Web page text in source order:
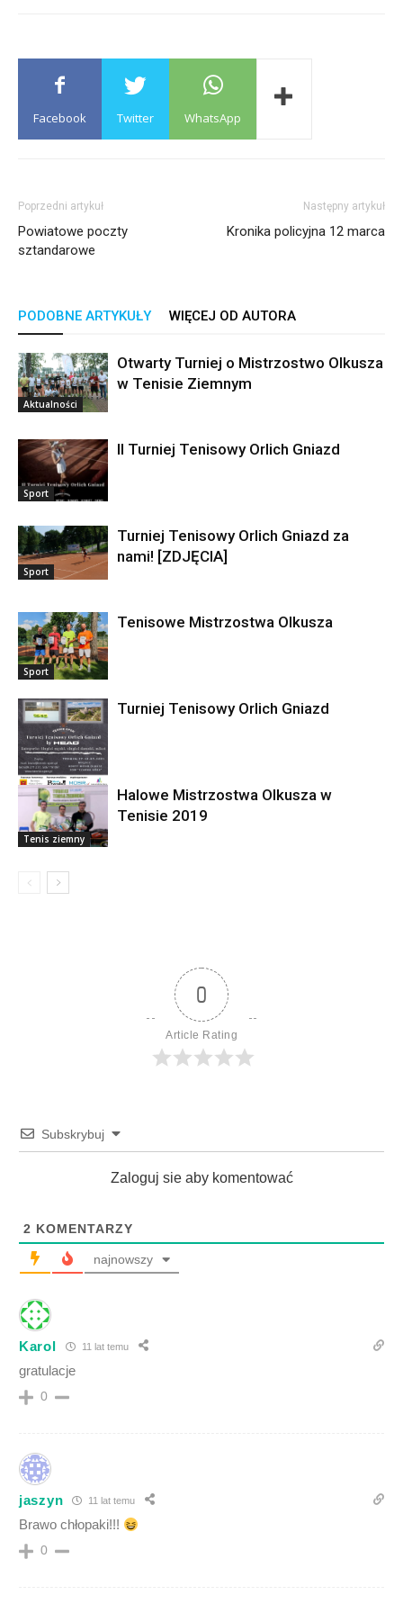
Facebook Twitter WhatsApp
Poprzedni artykuł
Powiatowe poczty
sztandarowe
Następny artykuł
Kronika policyjna 12 marca
PODOBNE ARTYKUŁY WIĘCEJ OD AUTORA
Aktualności
Otwarty Turniej o Mistrzostwo Olkusza
w Tenisie Ziemnym
Sport
II Turniej Tenisowy Orlich Gniazd
Sport
Turniej Tenisowy Orlich Gniazd za
nami! [ZDJĘCIA]
Sport
Tenisowe Mistrzostwa Olkusza
Newsy
Turniej Tenisowy Orlich Gniazd
Tenis ziemny
Halowe Mistrzostwa Olkusza w
Tenisie 2019
0
Article Rating
Subskrybuj
Zaloguj sie aby komentować
2 KOMENTARZY
najnowszy
Karol 11 lat temu
gratulacje
0
jaszyn 11 lat temu
Brawo chłopaki!!!
0